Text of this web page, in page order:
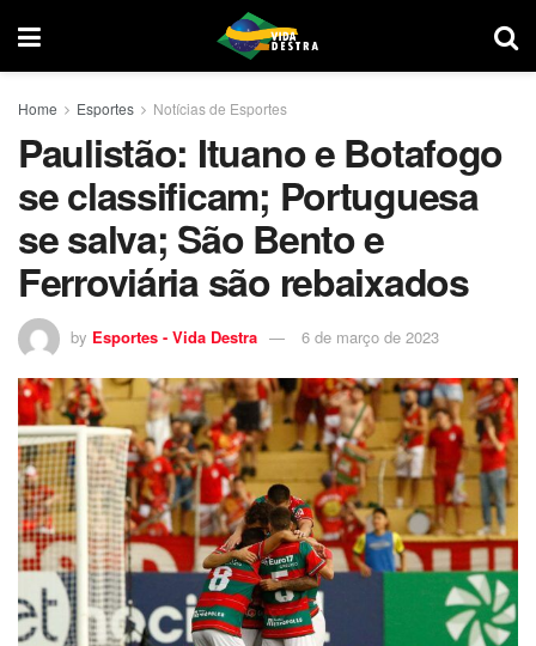
Home Esportes Notícias de Esportes
Paulistão: Ituano e Botafogo
se classificam; Portuguesa
se salva; São Bento e
Ferroviária são rebaixados
by Esportes - Vida Destra 6 de março de 2023